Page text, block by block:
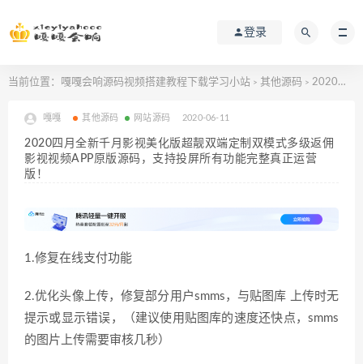
登录
当前位置： 嘎嘎会响源码视频搭建教程下载学习小站 > 其他源码 > 2020四月全新千月影视美化版超靓双端定制双模式多级返佣影视视频APP原版源码，支持投屏所有功能完整真正运营版！
嘎嘎 其他源码 网站源码 2020-06-11
2020四月全新千月影视美化版超靓双端定制双模式多级返佣
影视视频APP原版源码，支持投屏所有功能完整真正运营
版！
1.修复在线支付功能
2.优化头像上传，修复部分用户smms，与贴图库 上传时无
提示或显示错误，（建议使用贴图库的速度还快点，smms
的图片上传需要审核几秒）